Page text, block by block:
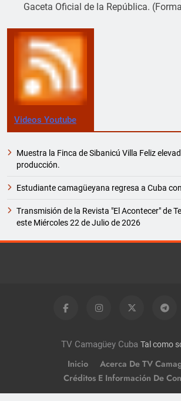
Gaceta Oficial de la República.
Videos Youtube
Muestra la Finca de Sibanicú Villa Feliz
producción.
Estudiante camagüeyana regresa a Cuba
Transmisión de la Revista "El Acontecer" de
este Miércoles 22 de Julio de 2026
TV Camagüey Cuba Tal como
Inicio
Acerca De TV
Créditos E Información De